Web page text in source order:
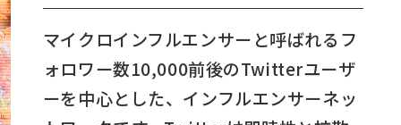
マイクロインフルエンサーと呼ばれるフ
ォロワー数10,000前後のTwitterユーザ
ーを中心とした、インフルエンサーネッ